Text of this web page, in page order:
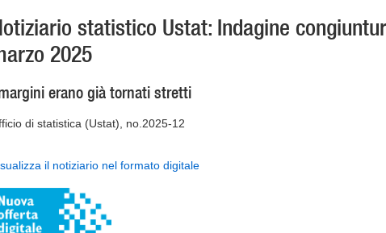
statistico Ustat: Indagine
2025
erano già tornati stretti
di statistica (Ustat), no.2025-12
il notiziario nel formato digitale